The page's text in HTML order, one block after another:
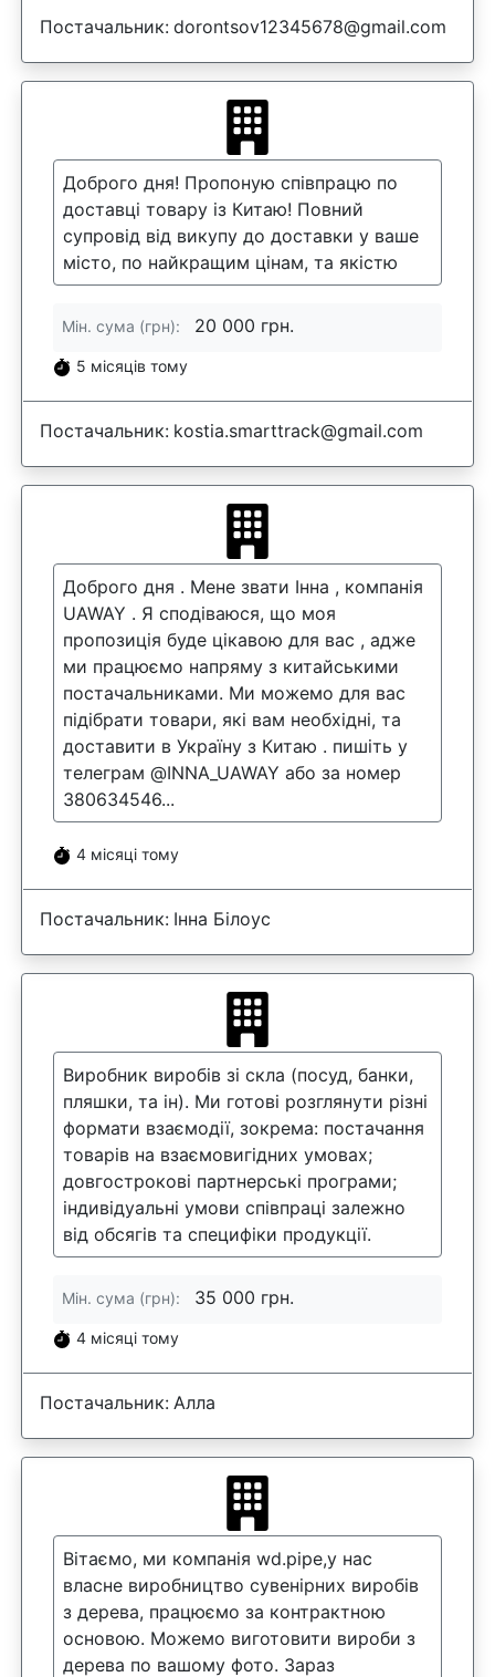
Постачальник: dorontsov12345678@gmail.com
Доброго дня! Пропоную співпрацю по
доставці товару із Китаю! Повний
супровід від викупу до доставки у ваше
місто, по найкращим цінам, та якістю
Мін. сума (грн): 20 000 грн.
5 місяців тому
Постачальник: kostia.smarttrack@gmail.com
Доброго дня . Мене звати Інна , компанія
UAWAY . Я сподіваюся, що моя
пропозиція буде цікавою для вас , адже
ми працюємо напряму з китайськими
постачальниками. Ми можемо для вас
підібрати товари, які вам необхідні, та
доставити в Україну з Китаю . пишіть у
телеграм @INNA_UAWAY або за номер
380634546...
4 місяці тому
Постачальник: Інна Білоус
Виробник виробів зі скла (посуд, банки,
пляшки, та ін). Ми готові розглянути різні
формати взаємодії, зокрема: постачання
товарів на взаємовигідних умовах;
довгострокові партнерські програми;
індивідуальні умови співпраці залежно
від обсягів та специфіки продукції.
Мін. сума (грн): 35 000 грн.
4 місяці тому
Постачальник: Алла
Вітаємо, ми компанія wd.pipe,у нас
власне виробництво сувенірних виробів
з дерева, працюємо за контрактною
основою. Можемо виготовити вироби з
дерева по вашому фото. Зараз